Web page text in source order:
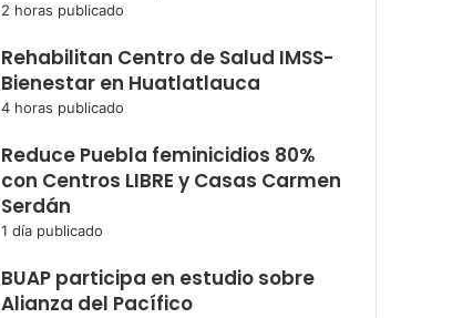
2 horas publicado
Rehabilitan Centro de Salud IMSS-
Bienestar en Huatlatlauca
4 horas publicado
Reduce Puebla feminicidios 80%
con Centros LIBRE y Casas Carmen
Serdán
1 día publicado
BUAP participa en estudio sobre
Alianza del Pacífico